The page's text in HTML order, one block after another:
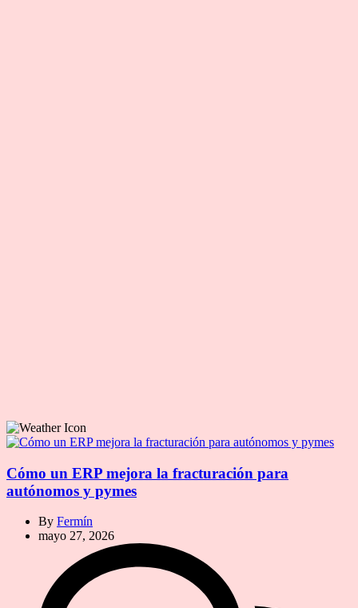
Cómo un ERP mejora la fracturación para
autónomos y pymes
By Fermín
mayo 27, 2026